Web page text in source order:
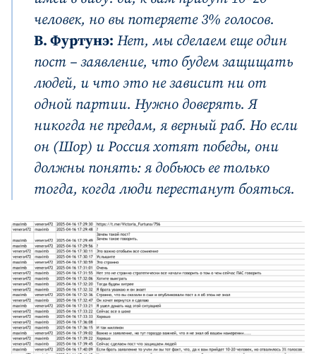
человек, но вы потеряете 3% голосов.
В. Фуртунэ: Нет, мы сделаем еще один
пост – заявление, что будем защищать
людей, и что это не зависит ни от
одной партии. Нужно доверять. Я
никогда не предам, я верный раб. Но если
он (Шор) и Россия хотят победы, они
должны понять: я добьюсь ее только
тогда, когда люди перестанут бояться.